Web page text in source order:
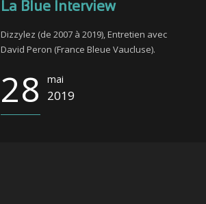
La Blue Interview
Dizzylez (de 2007 à 2019), Entretien avec
David Peron (France Bleue Vaucluse).
28 mai
2019